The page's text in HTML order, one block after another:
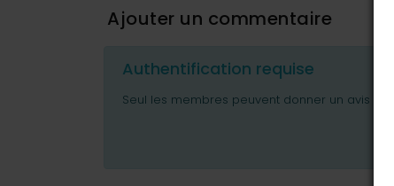
Ajouter un commentaire
Authentification requise
Seul les membres peuvent donner un avis ou